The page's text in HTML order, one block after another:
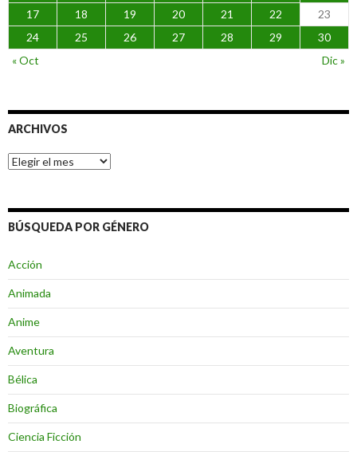
17
18 19 20 21 22
23
24
25 26 27 28 29
30
« Oct
Dic »
ARCHIVOS
Archivos
BÚSQUEDA POR GÉNERO
Acción
Animada
Anime
Aventura
Bélica
Biográfica
Ciencia Ficción